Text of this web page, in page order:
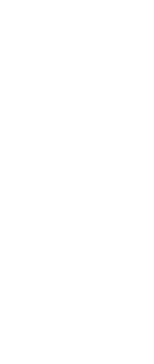
sosial. Melalui
hanya
finance
jalan bagi